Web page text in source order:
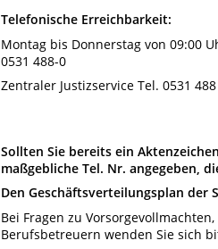
Telefonische Erreichbarkeit:
Montag bis Donnerstag von 09:00
0531 488-0
Zentraler Justizservice Tel. 0531
Sollten Sie bereits ein
maßgebliche Tel. Nr. angegeben,
Den Geschäftsverteilungsplan der
Bei Fragen zu
Berufsbetreuern wenden Sie sich